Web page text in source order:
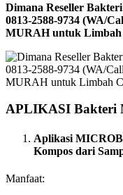
Dimana Reseller
0813-2588-9734 (WA/
MURAH untuk
APLIKASI Bakteri
Aplikasi
Kompos dari
Manfaat: